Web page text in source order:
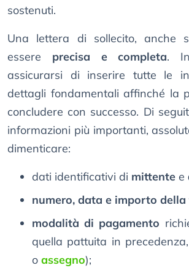
sostenuti.
Una lettera di sollecito, anche
essere precisa e completa.
assicurarsi di inserire tutte le
dettagli fondamentali affinché la
concludere con successo. Di
informazioni più importanti,
dimenticare:
dati identificativi di mittente e
numero, data e importo
modalità di pagamento
quella pattuita in
o assegno);